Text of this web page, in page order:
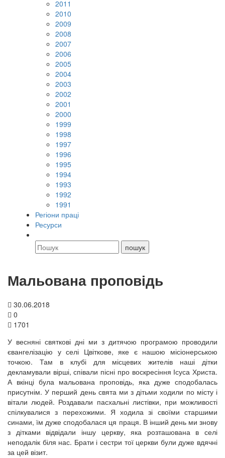
2011
2010
2009
2008
2007
2006
2005
2004
2003
2002
2001
2000
1999
1998
1997
1996
1995
1994
1993
1992
1991
Регіони праці
Ресурси
Мальована проповідь
30.06.2018
0
1701
У весняні святкові дні ми з дитячою програмою проводили
євангелізацію у селі Цвіткове, яке є нашою місіонерською
точкою. Там в клубі для місцевих жителів наші дітки
декламували вірші, співали пісні про воскресіння Ісуса Христа.
А вкінці була мальована проповідь, яка дуже сподобалась
присутнім. У перший день свята ми з дітьми ходили по місту і
вітали людей. Роздавали пасхальні листівки, при можливості
спілкувалися з перехожими. Я ходила зі своїми старшими
синами, їм дуже сподобалася ця праця. В інший день ми знову
з дітками відвідали іншу церкву, яка розташована в селі
неподалік біля нас. Брати і сестри тої церкви були дуже вдячні
за цей візит.